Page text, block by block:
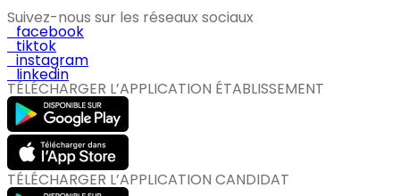
Suivez-nous sur les réseaux sociaux
facebook
tiktok
instagram
linkedin
TÉLÉCHARGER L’APPLICATION ÉTABLISSEMENT
TÉLÉCHARGER L’APPLICATION CANDIDAT